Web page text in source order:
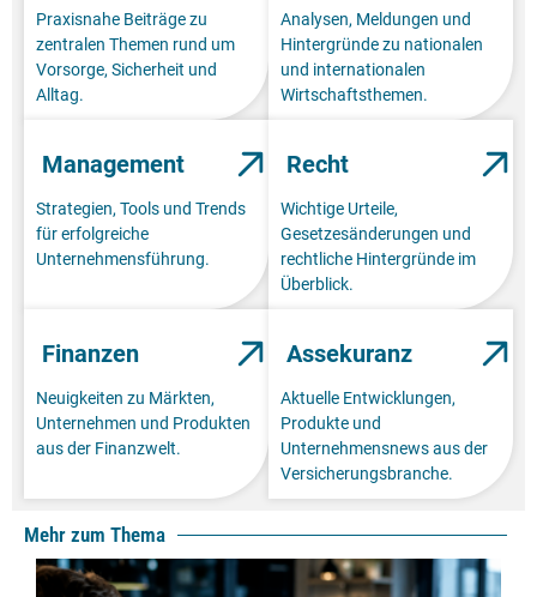
Praxisnahe Beiträge zu
zentralen Themen rund um
Vorsorge, Sicherheit und
Alltag.
Analysen, Meldungen und
Hintergründe zu nationalen
und internationalen
Wirtschaftsthemen.
Management
Strategien, Tools und Trends
für erfolgreiche
Unternehmensführung.
Recht
Wichtige Urteile,
Gesetzesänderungen und
rechtliche Hintergründe im
Überblick.
Finanzen
Neuigkeiten zu Märkten,
Unternehmen und Produkten
aus der Finanzwelt.
Assekuranz
Aktuelle Entwicklungen,
Produkte und
Unternehmensnews aus der
Versicherungsbranche.
Mehr zum Thema